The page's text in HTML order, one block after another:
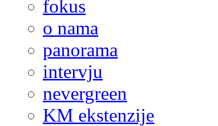
fokus
o nama
panorama
intervju
nevergreen
KM ekstenzije